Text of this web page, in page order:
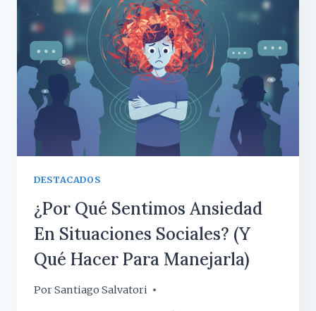
Y
CÓMO
NOS
AFECTA
EN
LA
VIDA
DIARIA?
DESTACADOS
¿Por Qué Sentimos Ansiedad
En Situaciones Sociales? (y
Qué Hacer Para Manejarla)
PorSantiago Salvatori
13 febrero, 2026